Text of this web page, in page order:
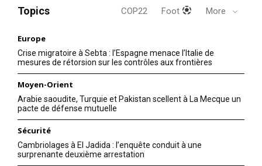
le1.ma
l'information
Topics COP22 Foot More
Europe
Crise migratoire à Sebta : l’Espagne menace l’Italie de
mesures de rétorsion sur les contrôles aux frontières
Moyen-Orient
Arabie saoudite, Turquie et Pakistan scellent à La Mecque un
pacte de défense mutuelle
Sécurité
Cambriolages à El Jadida : l’enquête conduit à une
surprenante deuxième arrestation